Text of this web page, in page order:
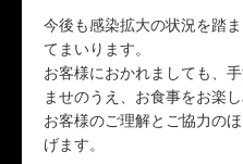
今後も感染拡大の状況を踏
てまいります。
お客様におかれましても、
ませのうえ、お食事をお楽し
お客様のご理解とご協力の
げます。